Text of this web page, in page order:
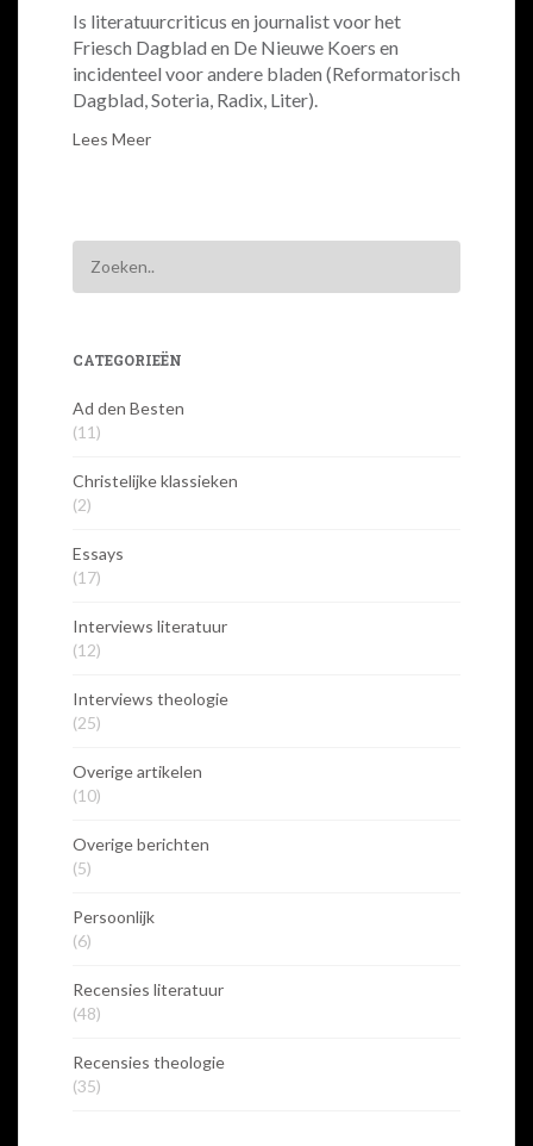
Is literatuurcriticus en journalist voor het
Friesch Dagblad en De Nieuwe Koers en
incidenteel voor andere bladen (Reformatorisch
Dagblad, Soteria, Radix, Liter).
Lees Meer
CATEGORIEËN
Ad den Besten
(11)
Christelijke klassieken
(2)
Essays
(17)
Interviews literatuur
(12)
Interviews theologie
(25)
Overige artikelen
(10)
Overige berichten
(5)
Persoonlijk
(6)
Recensies literatuur
(48)
Recensies theologie
(35)